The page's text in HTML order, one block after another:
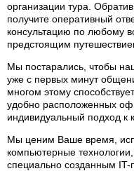
организации тура.
получите оперативный
консультацию по любому
предстоящим
Мы постарались, чтобы
уже с первых минут
многом этому
удобно расположенных
индивидуальный подход к
Мы ценим Ваше время,
компьютерные
специально созданным IT-